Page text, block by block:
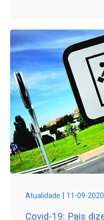
Atualidade | 11-09-2020
Covid-19: Pais